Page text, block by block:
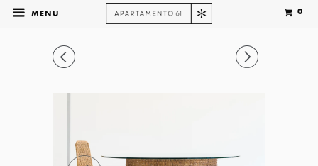
MENU 0
◅ ▻